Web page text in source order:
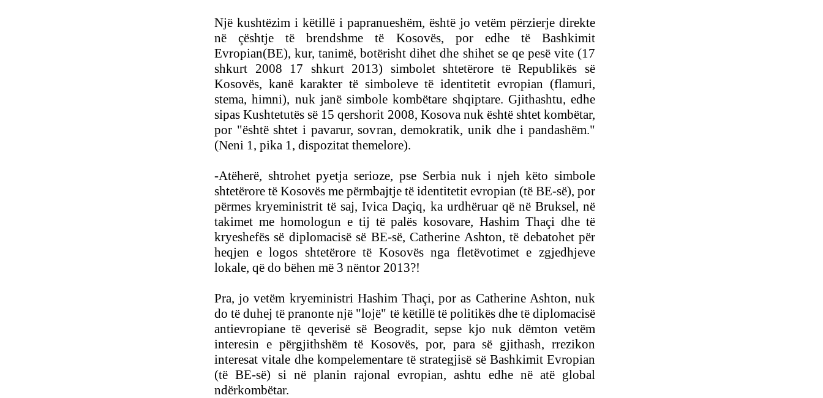
Një kushtëzim i këtillë i papranueshëm, është jo vetëm përzierje direkte
në çështje të brendshme të Kosovës, por edhe të Bashkimit
Evropian(BE), kur, tanimë, botërisht dihet dhe shihet se qe pesë vite (17
shkurt 2008 17 shkurt 2013) simbolet shtetërore të Republikës së
Kosovës, kanë karakter të simboleve të identitetit evropian (flamuri,
stema, himni), nuk janë simbole kombëtare shqiptare. Gjithashtu, edhe
sipas Kushtetutës së 15 qershorit 2008, Kosova nuk është shtet kombëtar,
por "është shtet i pavarur, sovran, demokratik, unik dhe i pandashëm."
(Neni 1, pika 1, dispozitat themelore).
-Atëherë, shtrohet pyetja serioze, pse Serbia nuk i njeh këto simbole
shtetërore të Kosovës me përmbajtje të identitetit evropian (të BE-së), por
përmes kryeministrit të saj, Ivica Daçiq, ka urdhëruar që në Bruksel, në
takimet me homologun e tij të palës kosovare, Hashim Thaçi dhe të
kryeshefës së diplomacisë së BE-së, Catherine Ashton, të debatohet për
heqjen e logos shtetërore të Kosovës nga fletëvotimet e zgjedhjeve
lokale, që do bëhen më 3 nëntor 2013?!
Pra, jo vetëm kryeministri Hashim Thaçi, por as Catherine Ashton, nuk
do të duhej të pranonte një "lojë" të këtillë të politikës dhe të diplomacisë
antievropiane të qeverisë së Beogradit, sepse kjo nuk dëmton vetëm
interesin e përgjithshëm të Kosovës, por, para së gjithash, rrezikon
interesat vitale dhe kompelementare të strategjisë së Bashkimit Evropian
(të BE-së) si në planin rajonal evropian, ashtu edhe në atë global
ndërkombëtar.